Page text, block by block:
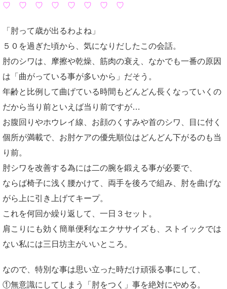
♡ ♡ ♡ ♡ ♡ ♡ ♡ ♡
「肘って歳が出るわよね」
５０を過ぎた頃から、気になりだしたこの会話。
肘のシワは、摩擦や乾燥、筋肉の衰え、なかでも一番の原因
は「曲がっている事が多いから」だそう。
年齢と比例して曲げている時間もどんどん長くなっていくの
だから当り前といえば当り前ですが…
お腹回りやホウレイ線、お顔のくすみや首のシワ、目に付く
個所が満載で、お肘ケアの優先順位はどんどん下がるのも当
り前。
肘シワを改善する為には二の腕を鍛える事が必要で、
ならば椅子に浅く腰かけて、両手を後ろで組み、肘を曲げな
がら上に引き上げてキープ。
これを何回か繰り返して、一日３セット。
肩こりにも効く簡単便利なエクササイズも、ストイックでは
ない私には三日坊主がいいところ。
なので、特別な事は思い立った時だけ頑張る事にして、
①無意識にしてしまう「肘をつく」事を絶対にやめる。